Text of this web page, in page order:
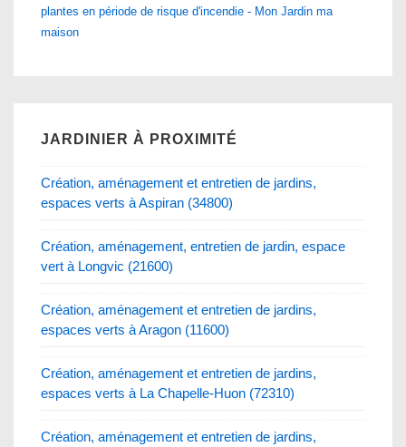
plantes en période de risque d'incendie - Mon Jardin ma
maison
JARDINIER À PROXIMITÉ
Création, aménagement et entretien de jardins,
espaces verts à Aspiran (34800)
Création, aménagement, entretien de jardin, espace
vert à Longvic (21600)
Création, aménagement et entretien de jardins,
espaces verts à Aragon (11600)
Création, aménagement et entretien de jardins,
espaces verts à La Chapelle-Huon (72310)
Création, aménagement et entretien de jardins,